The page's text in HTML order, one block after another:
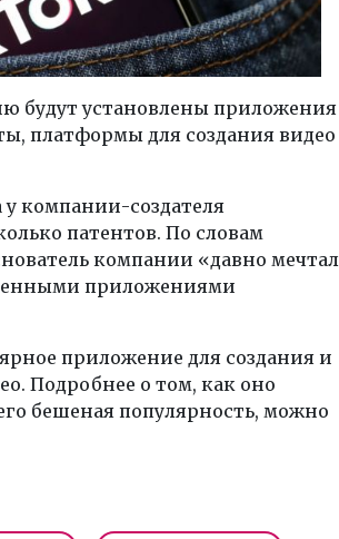
будут установлены приложения
платформы для создания видео
у компании-создателя
патентов. По словам
компании «давно мечтал
приложениями
приложение для создания и
Подробнее о том, как оно
бешеная популярность, можно